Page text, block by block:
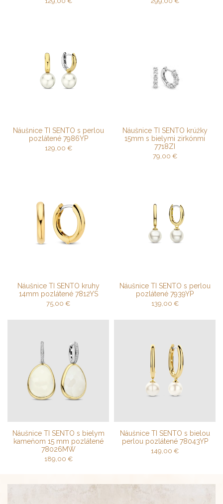
Náušnice TI SENTO s perlou
pozlátené 7986YP
129,00 €
Náušnice TI SENTO krúžky
15mm s bielymi zirkónmi
7718ZI
79,00 €
Náušnice TI SENTO kruhy
14mm pozlátené 7812YS
75,00 €
Náušnice TI SENTO s perlou
pozlátené 7939YP
139,00 €
Náušnice TI SENTO s bielym
kameňom 15 mm pozlátené
78026MW
189,00 €
Náušnice TI SENTO s bielou
perlou pozlátené 78043YP
149,00 €